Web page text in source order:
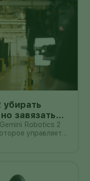
убирать
завязать
попыток
Robotics 2
управляет